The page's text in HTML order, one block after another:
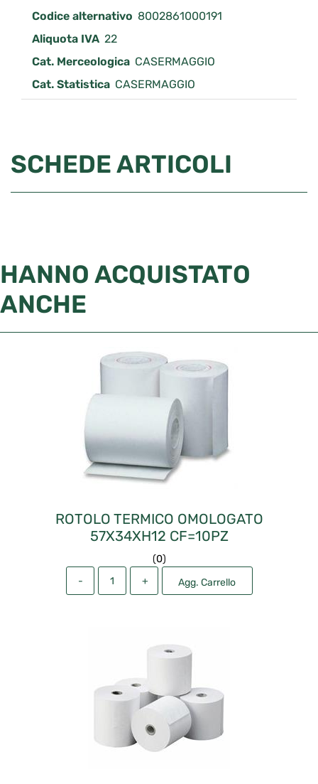
Codice alternativo 8002861000191
Aliquota IVA 22
Cat. Merceologica CASERMAGGIO
Cat. Statistica CASERMAGGIO
SCHEDE ARTICOLI
HANNO ACQUISTATO
ANCHE
ROTOLO TERMICO OMOLOGATO
57X34XH12 CF=10PZ
(0)
Agg. Carrello